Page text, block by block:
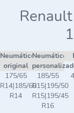
Neumático
original
Neumático
175/65
R14|185/60
R14
185/55
R15|195/50
R15|195/45
R16